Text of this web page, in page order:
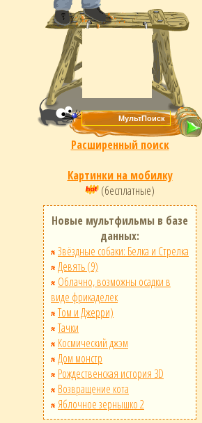
Расширенный поиск
Картинки на мобилку
(бесплатные)
Новые мультфильмы в базе
данных:
Звёздные собаки: Белка и Стрелка
Девять (9)
Облачно, возможны осадки в
виде фрикаделек
Том и Джерри)
Тачки
Космический джэм
Дом монстр
Рождественская история 3D
Возвращение кота
Яблочное зернышко 2